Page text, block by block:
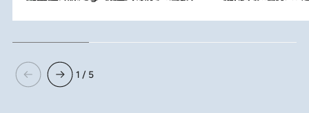
1 / 5